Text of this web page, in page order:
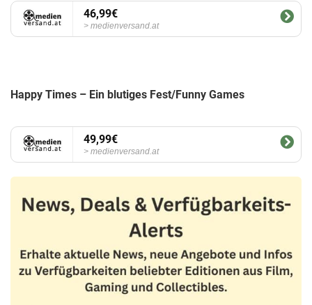
46,99€
medienversand.at
Happy Times – Ein blutiges Fest/Funny Games
49,99€
medienversand.at